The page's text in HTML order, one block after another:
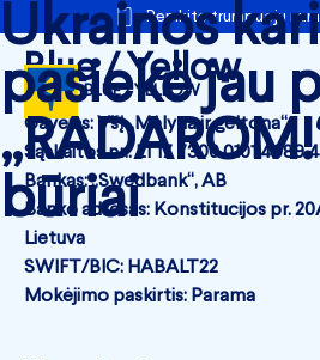
Remkite trumpuoju
BLUE / YELLOW
Ukrainos
pasiekė jau
būriai
Blue / Yellow
Gavėjas: VšĮ „Mėlyna ir geltona“
Sąskaitos nr.: LT17 7300 0101 4089
Bankas: „Swedbank“, AB
Banko adresas: Konstitucijos pr.
Lietuva
SWIFT/BIC: HABALT22
Mokėjimo paskirtis: Parama